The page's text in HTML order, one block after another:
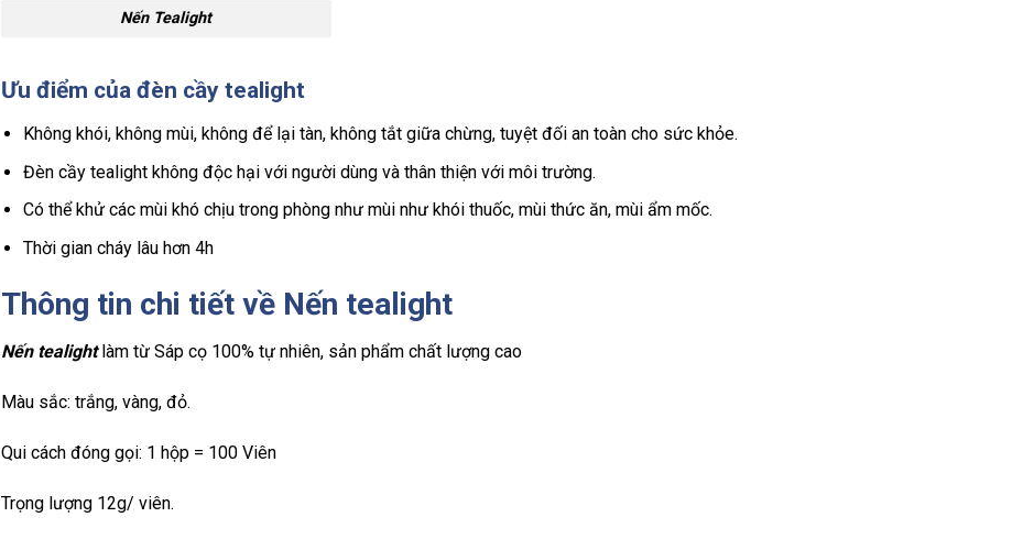
Nến Tealight
Ưu điểm của đèn cầy tealight
Không khói, không mùi, không để lại tàn, không tắt giữa chừng, tuyệt đối an toàn cho sức khỏe.
Đèn cầy tealight không độc hại với người dùng và thân thiện với môi trường.
Có thể khử các mùi khó chịu trong phòng như mùi như khói thuốc, mùi thức ăn, mùi ẩm mốc.
Thời gian cháy lâu hơn 4h
Thông tin chi tiết về Nến tealight
Nến tealight làm từ Sáp cọ 100% tự nhiên, sản phẩm chất lượng cao
Màu sắc: trắng, vàng, đỏ.
Qui cách đóng gọi: 1 hộp = 100 Viên
Trọng lượng 12g/ viên.